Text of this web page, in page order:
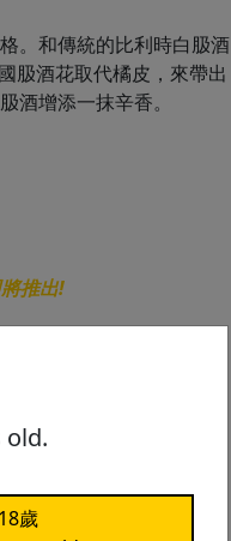
。和傳統的比利時白䏜酒
䏜酒花取代橘皮，來帶出
酒增添一抹辛香。
推出!
old.
歲